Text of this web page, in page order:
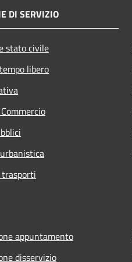
DI SERVIZIO
stato civile
libero
appuntamento
disservizio